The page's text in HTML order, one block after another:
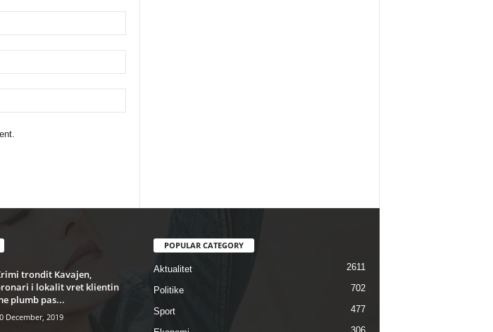
trondit Kavajen,
i lokalit vret klientin
plumb pas...
December, 2019
POPULAR CATEGORY
Aktualitet 2611
Politike 702
Sport 477